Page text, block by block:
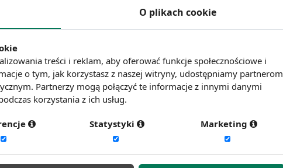
jako tymczasowi zostanie w
więcej wiadomości
O plikach cookie
treści i reklam, aby oferować funkcje społecznościowe i
o tym, jak korzystasz z naszej witryny, udostępniamy partnerom
Partnerzy mogą połączyć te informacje z innymi danymi
korzystania z ich usług.
Statystyki Marketing